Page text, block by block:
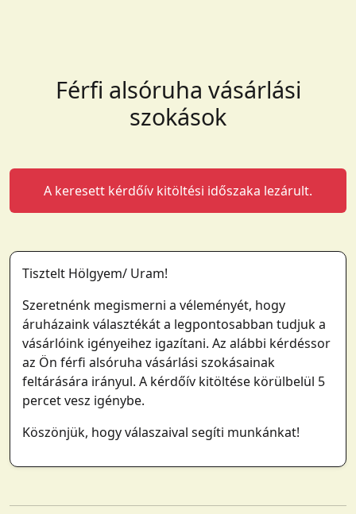
Férfi alsóruha vásárlási
szokások
A keresett kérdőív kitöltési időszaka lezárult.
Tisztelt Hölgyem/ Uram!
Szeretnénk megismerni a véleményét, hogy
áruházaink választékát a legpontosabban tudjuk a
vásárlóink igényeihez igazítani. Az alábbi kérdéssor
az Ön férfi alsóruha vásárlási szokásainak
feltárására irányul. A kérdőív kitöltése körülbelül 5
percet vesz igénybe.
Köszönjük, hogy válaszaival segíti munkánkat!